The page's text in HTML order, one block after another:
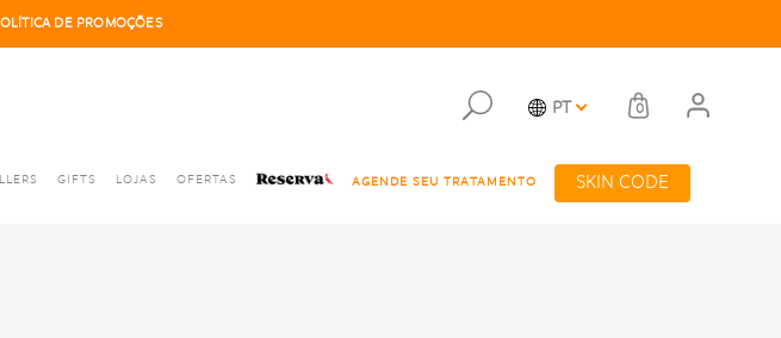
DE PROMOÇÕES
MÍNIMA R$50,00
PT 0
GIFTS LOJAS OFERTAS AGENDE SEU TRATAMENTO SKIN CODE